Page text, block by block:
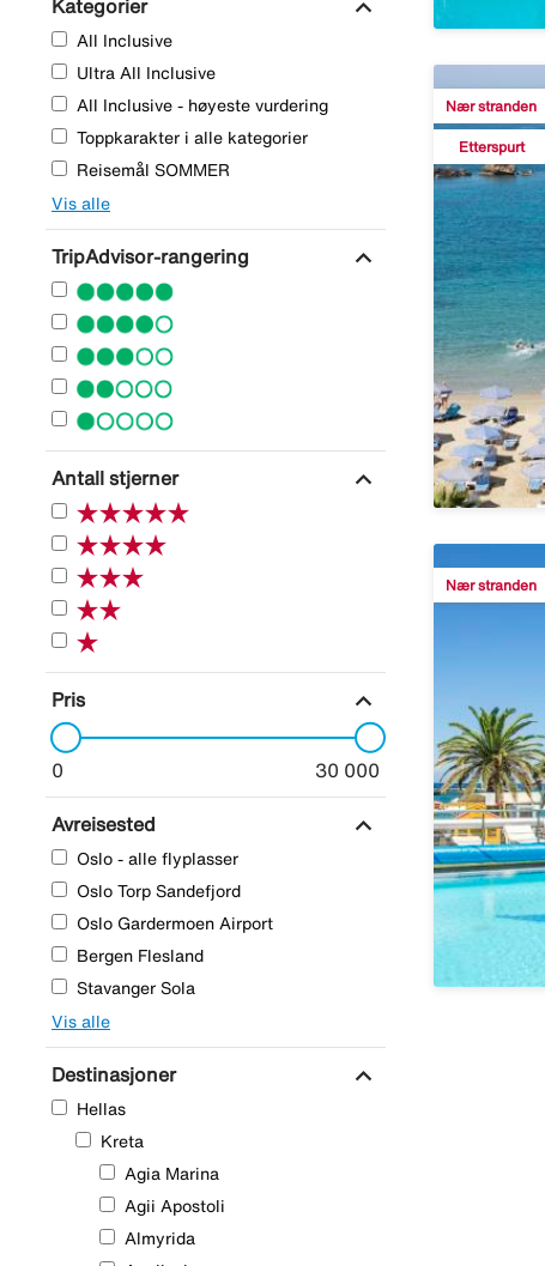
Kategorier expand_more
All Inclusive
Ultra All Inclusive
All Inclusive - høyeste vurdering
Toppkarakter i alle kategorier
Reisemål SOMMER
Vis alle
TripAdvisor-rangering expand_more
Antall stjerner expand_more
Pris expand_more
0 30 000
Avreisested expand_more
Oslo - alle flyplasser
Oslo Torp Sandefjord
Oslo Gardermoen Airport
Bergen Flesland
Stavanger Sola
Vis alle
Destinasjoner expand_more
Hellas
Område
Kreta
Agia Marina
Agii Apostoli
Almyrida
Nær stranden
Etterspurt
Nær stranden